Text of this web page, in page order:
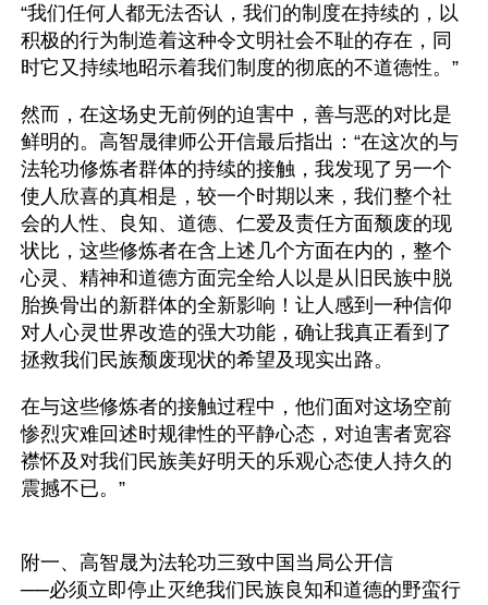
“我们任何人都无法否认，我们的制度在持续的，以
积极的行为制造着这种令文明社会不耻的存在，同
时它又持续地昭示着我们制度的彻底的不道德性。”
然而，在这场史无前例的迫害中，善与恶的对比是
鲜明的。高智晟律师公开信最后指出：“在这次的与
法轮功修炼者群体的持续的接触，我发现了另一个
使人欣喜的真相是，较一个时期以来，我们整个社
会的人性、良知、道德、仁爱及责任方面颓废的现
状比，这些修炼者在含上述几个方面在内的，整个
心灵、精神和道德方面完全给人以是从旧民族中脱
胎换骨出的新群体的全新影响！让人感到一种信仰
对人心灵世界改造的强大功能，确让我真正看到了
拯救我们民族颓废现状的希望及现实出路。
在与这些修炼者的接触过程中，他们面对这场空前
惨烈灾难回述时规律性的平静心态，对迫害者宽容
襟怀及对我们民族美好明天的乐观心态使人持久的
震撼不已。”
附一、高智晟为法轮功三致中国当局公开信
──必须立即停止灭绝我们民族良知和道德的野蛮行